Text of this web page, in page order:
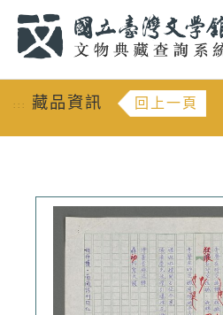
::: 藏品資訊 回上一頁